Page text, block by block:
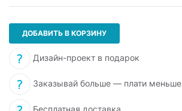
ДОБАВИТЬ В КОРЗИНУ
Дизайн-проект в подарок
Заказывай больше — плати меньше
Бесплатная доставка